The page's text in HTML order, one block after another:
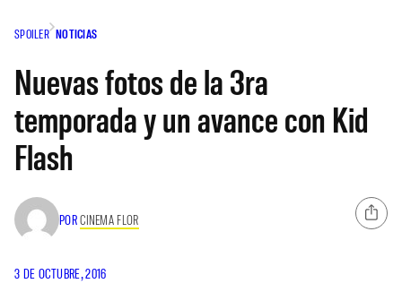
SPOILER NOTICIAS
Nuevas fotos de la 3ra
temporada y un avance con Kid
Flash
PORCINEMA FLOR
3 DE OCTUBRE, 2016